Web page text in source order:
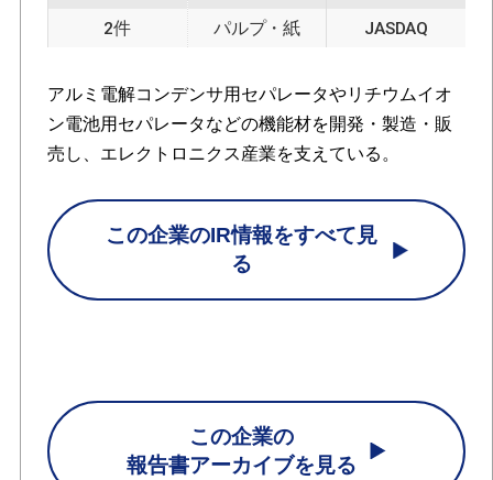
2件 パルプ・紙 JASDAQ
アルミ電解コンデンサ用セパレータやリチウムイオ
ン電池用セパレータなどの機能材を開発・製造・販
売し、エレクトロニクス産業を支えている。
この企業のIR情報をすべて見
る
この企業の
報告書アーカイブを見る